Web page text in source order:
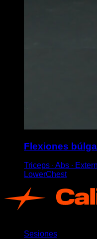
Flexiones
Triceps ∙ Abs ∙
LowerChest
Sesiones